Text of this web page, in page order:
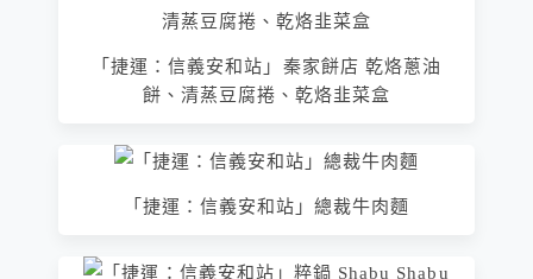
「捷運：信義安和站」秦家餅店 乾烙蔥油
餅、清蒸豆腐捲、乾烙韭菜盒
「捷運：信義安和站」總裁牛肉麵